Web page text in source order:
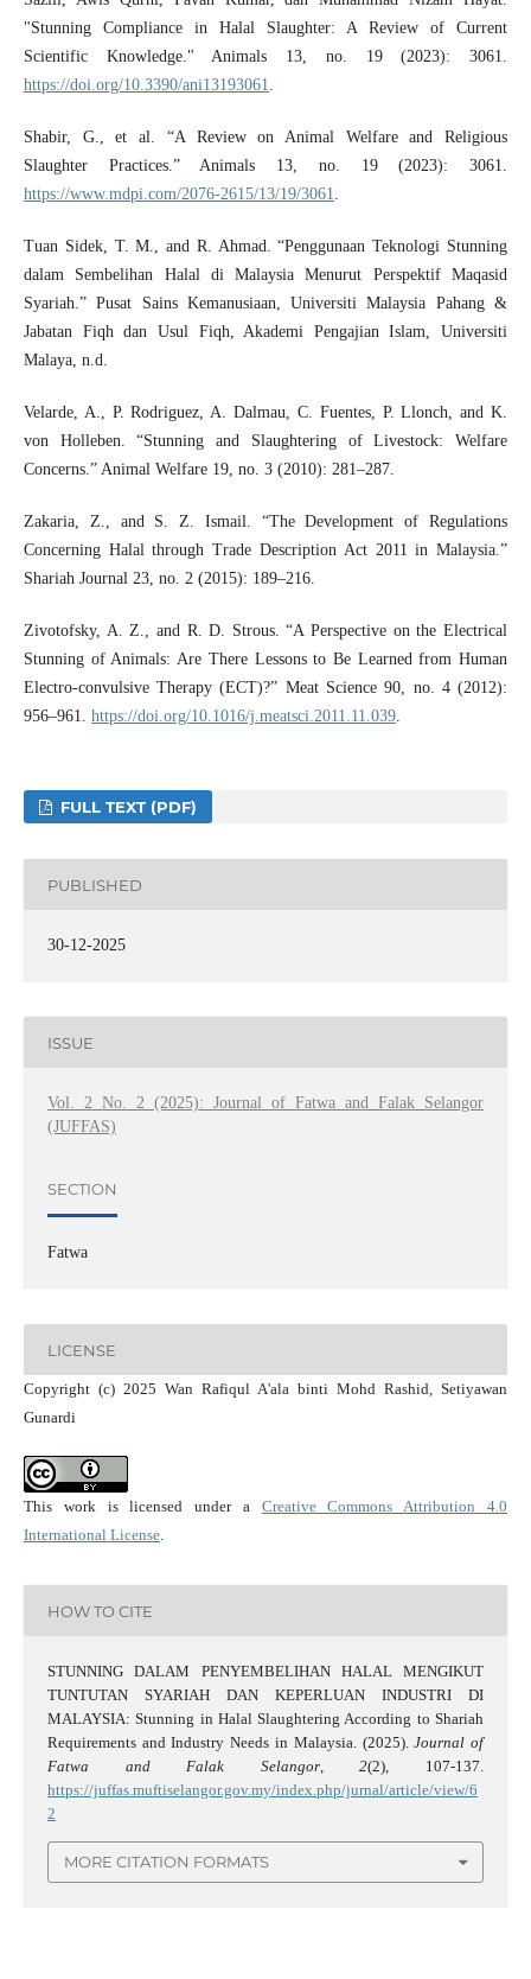
"Stunning Compliance in Halal Slaughter: A Review of Current
Scientific Knowledge." Animals 13, no. 19 (2023): 3061.
https://doi.org/10.3390/ani13193061
Shabir, G., et al. “A Review on Animal Welfare and Religious
Slaughter Practices.” Animals 13, no. 19 (2023): 3061.
https://www.mdpi.com/2076-2615/13/19/3061
Tuan Sidek, T. M., and R. Ahmad. “Penggunaan Teknologi Stunning
dalam Sembelihan Halal di Malaysia Menurut Perspektif Maqasid
Syariah.” Pusat Sains Kemanusiaan, Universiti Malaysia Pahang &
Jabatan Fiqh dan Usul Fiqh, Akademi Pengajian Islam, Universiti
Malaya, n.d.
Velarde, A., P. Rodriguez, A. Dalmau, C. Fuentes, P. Llonch, and K.
von Holleben. “Stunning and Slaughtering of Livestock: Welfare
Concerns.” Animal Welfare 19, no. 3 (2010): 281–287.
Zakaria, Z., and S. Z. Ismail. “The Development of Regulations
Concerning Halal through Trade Description Act 2011 in Malaysia.”
Shariah Journal 23, no. 2 (2015): 189–216.
Zivotofsky, A. Z., and R. D. Strous. “A Perspective on the Electrical
Stunning of Animals: Are There Lessons to Be Learned from Human
Electro-convulsive Therapy (ECT)?” Meat Science 90, no. 4 (2012):
956–961. https://doi.org/10.1016/j.meatsci.2011.11.039.
FULL TEXT (PDF)
PUBLISHED
30-12-2025
ISSUE
Vol. 2 No. 2 (2025): Journal of Fatwa and Falak Selangor
(JUFFAS)
SECTION
Fatwa
LICENSE
Copyright (c) 2025 Wan Rafiqul A'ala binti Mohd Rashid, Setiyawan
Gunardi
This work is licensed under a Creative Commons Attribution 4.0
International License.
HOW TO CITE
STUNNING DALAM PENYEMBELIHAN HALAL MENGIKUT
TUNTUTAN SYARIAH DAN KEPERLUAN INDUSTRI DI
MALAYSIA: Stunning in Halal Slaughtering According to Shariah
Requirements and Industry Needs in Malaysia. (2025).Journal of
Fatwa and Falak Selangor,2(2), 107-137.
https://juffas.muftiselangor.gov.my/index.php/jurnal/article/view/6
2
MORE CITATION FORMATS